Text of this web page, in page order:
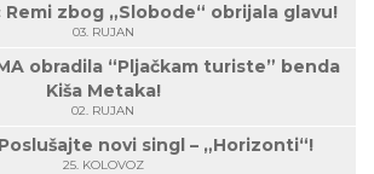
Remi zbog „Slobode“ obrijala glavu!
03. RUJAN
obradila “Pljačkam turiste” benda
Kiša Metaka!
02. RUJAN
Poslušajte novi singl – „Horizonti“!
25. KOLOVOZ